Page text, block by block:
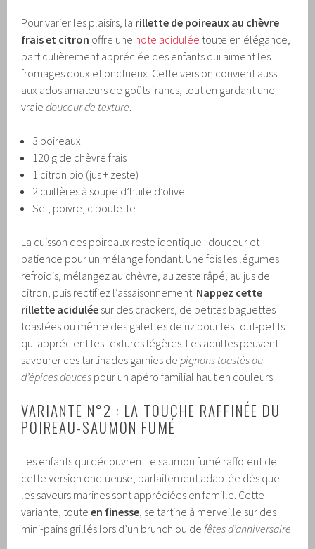
Pour varier les plaisirs, la rillette de poireaux au chèvre
frais et citron offre une note acidulée toute en élégance,
particulièrement appréciée des enfants qui aiment les
fromages doux et onctueux. Cette version convient aussi
aux ados amateurs de goûts francs, tout en gardant une
vraiedouceur de texture
3 poireaux
120 g de chèvre frais
1 citron bio (jus + zeste)
2 cuillères à soupe d’huile d’olive
Sel, poivre, ciboulette
La cuisson des poireaux reste identique : douceur et
patience pour un mélange fondant. Une fois les légumes
refroidis, mélangez au chèvre, au zeste râpé, au jus de
citron, puis rectifiez l’assaisonnement. Nappez cette
rillette acidulée sur des crackers, de petites baguettes
toastées ou même des galettes de riz pour les tout-petits
qui apprécient les textures légères. Les adultes peuvent
savourer ces tartinades garnies de pignons toastés ou
d’épices douces pour un apéro familial haut en couleurs.
VARIANTE N°2 : LA TOUCHE RAFFINÉE DU
POIREAU-SAUMON FUMÉ
Les enfants qui découvrent le saumon fumé raffolent de
cette version onctueuse, parfaitement adaptée dès que
les saveurs marines sont appréciées en famille. Cette
variante, touteen finesse , se tartine à merveille sur des
mini-pains grillés lors d’un brunch ou de fêtes d’anniversaire